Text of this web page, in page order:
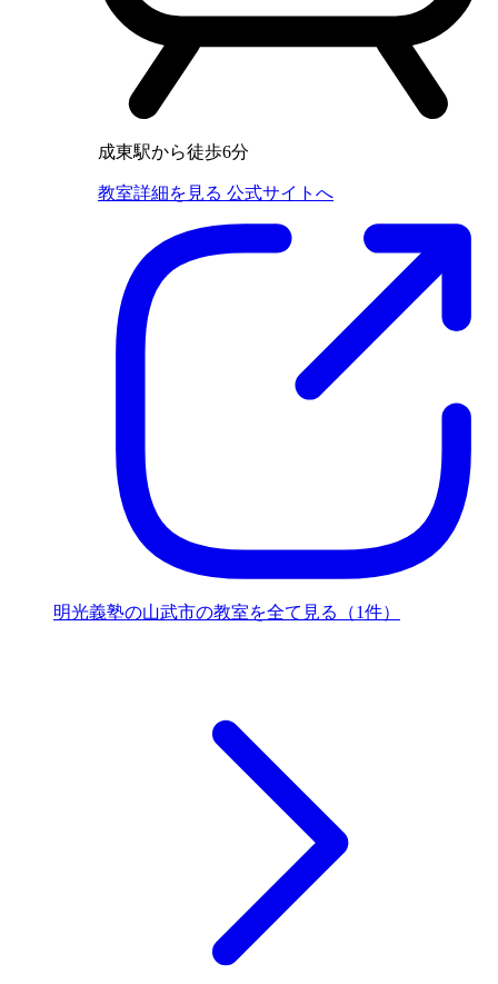
成東駅から徒歩6分
教室詳細を見る 公式サイトへ
明光義塾の山武市の教室を全て見る（1件）